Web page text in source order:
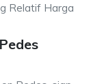
Relatif Harga